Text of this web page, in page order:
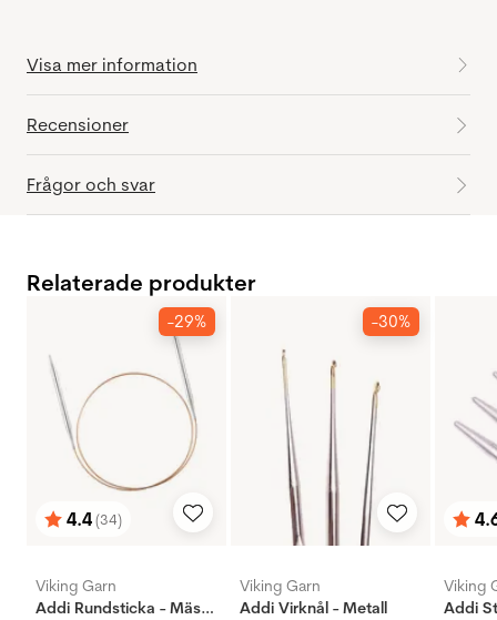
Visa mer information
Recensioner
Frågor och svar
Relaterade produkter
-29%
Betyg:
4.4(34)
utav 5 stjärnor
Viking Garn
Addi Rundsticka - Mässing
-30%
Viking Garn
Addi Virknål - Metall
utav
Viking